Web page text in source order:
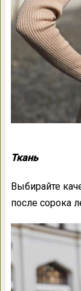
Ткань
Выбирайте
после сорока